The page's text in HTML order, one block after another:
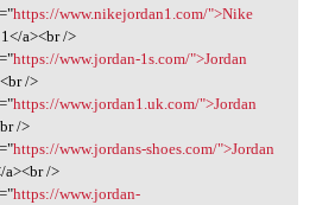
https://www.nikejordan1.com/">Nike
a><br />
https://www.jordan-1s.com/">Jordan
/>
https://www.jordan1.uk.com/">Jordan
/>
https://www.jordans-shoes.com/">Jordan
a><br />
https://www.jordan-